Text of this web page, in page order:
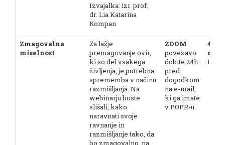
Izvajalka: izr. prof.
dr. Lia Katarina
Kompan
Zmagovalna
miselnost
Za lažje
premagovanje ovir,
ki so del vsakega
življenja, je potrebna
sprememba v načinu
razmišljanja. Na
webinarju boste
slišali, kako
naravnati svoje
ravnanje in
razmišljanje tako, da
bo zmagovalno, na
ZOOM
povezavo
dobite 24h
pred
dogodkom
na e-mail,
ki ga imate
v POPR-u.
4. 7.
ob
11.30